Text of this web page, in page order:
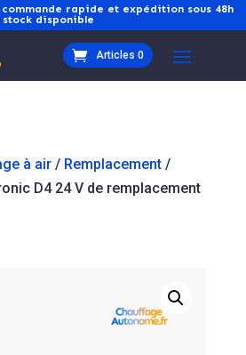
rapide et expédition sous 48h
stock disponible
Articles 0
à air/ Remplacement/
D4 24 V de remplacement